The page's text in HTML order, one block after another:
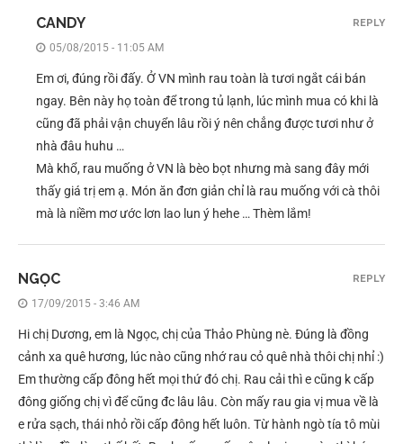
CANDY
05/08/2015 - 11:05 AM
Em ơi, đúng rồi đấy. Ở VN mình rau toàn là tươi ngắt cái bán
ngay. Bên này họ toàn để trong tủ lạnh, lúc mình mua có khi là
cũng đã phải vận chuyển lâu rồi ý nên chẳng được tươi như ở
nhà đâu huhu …
Mà khổ, rau muống ở VN là bèo bọt nhưng mà sang đây mới
thấy giá trị em ạ. Món ăn đơn giản chỉ là rau muống với cà thôi
mà là niềm mơ ước lơn lao lun ý hehe … Thèm lắm!
REPLY
NGỌC
17/09/2015 - 3:46 AM
Hi chị Dương, em là Ngọc, chị của Thảo Phùng nè. Đúng là đồng
cảnh xa quê hương, lúc nào cũng nhớ rau cỏ quê nhà thôi chị nhỉ :)
Em thường cấp đông hết mọi thứ đó chị. Rau cải thì e cũng k cấp
đông giống chị vì để cũng đc lâu lâu. Còn mấy rau gia vị mua về là
e rửa sạch, thái nhỏ rồi cấp đông hết luôn. Từ hành ngò tía tô mùi
REPLY